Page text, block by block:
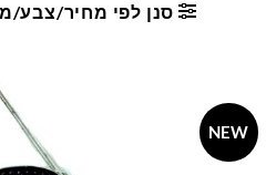
סנן לפי מחיר/צבע/
NEW